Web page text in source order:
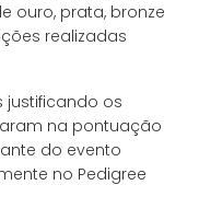
ouro, prata, bronze
realizadas
justificando os
na pontuação
do evento
no Pedigree